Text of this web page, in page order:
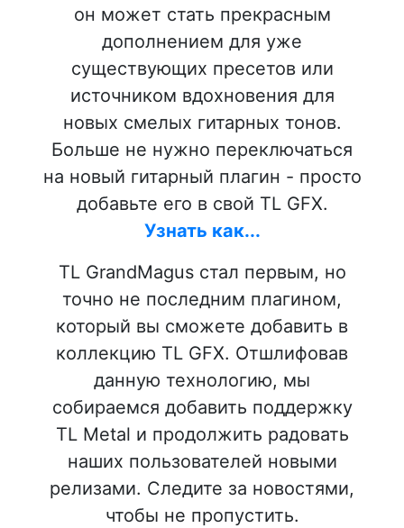
он может стать прекрасным
дополнением для уже
существующих пресетов или
источником вдохновения для
новых смелых гитарных тонов.
Больше не нужно переключаться
на новый гитарный плагин - просто
добавьте его в свой TL GFX.
Узнать как...
TL GrandMagus стал первым, но
точно не последним плагином,
который вы сможете добавить в
коллекцию TL GFX. Отшлифовав
данную технологию, мы
собираемся добавить поддержку
TL Metal и продолжить радовать
наших пользователей новыми
релизами. Следите за новостями,
чтобы не пропустить.